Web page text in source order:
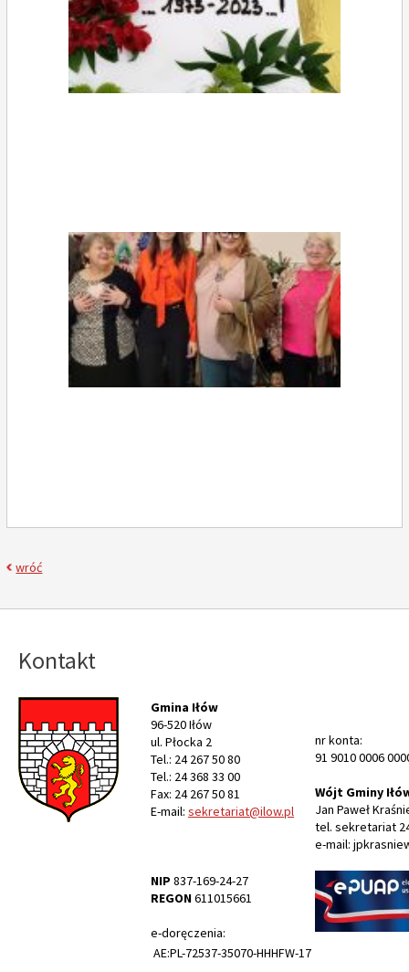
USC
Galeria zdjęć Klubu Senior +
wróć
Kontakt
Gmina Iłów
96-520 Iłów
ul. Płocka 2
Tel.: 24 267 50 80
Tel.: 24 368 33 00
Fax: 24 267 50 81
E-mail: sekretariat@ilow.pl
NIP 837-169-24-27
REGON611015661
e-doręczenia:
AE:PL-72537-35070-HHHFW-17
nr konta:
91 9010 0006
Wójt Gminy
Jan Paweł
tel. sekretariat
e-mail: